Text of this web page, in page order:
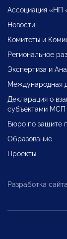
Ассоциация
Новости
Комитеты и
Региональное
Экспертиза и
Международная
Декларация о
субъектами МСП
Бюро по защите
Образование
Проекты
Разработка